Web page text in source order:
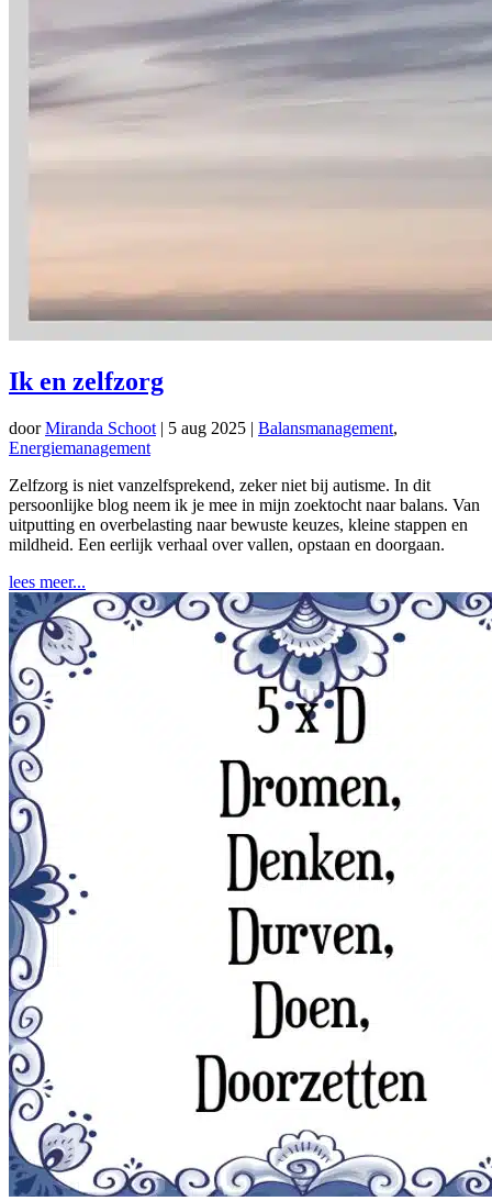
Ik en zelfzorg
doorMiranda Schoot | 5 aug 2025 | Balansmanagement,
Energiemanagement
Zelfzorg is niet vanzelfsprekend, zeker niet bij autisme. In dit
persoonlijke blog neem ik je mee in mijn zoektocht naar balans. Van
uitputting en overbelasting naar bewuste keuzes, kleine stappen en
mildheid. Een eerlijk verhaal over vallen, opstaan en doorgaan.
lees meer...